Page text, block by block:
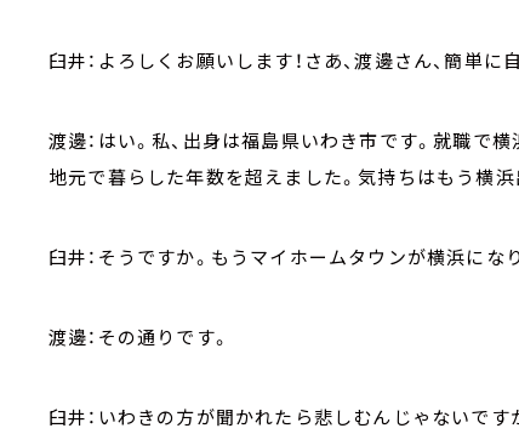
臼井：よろしくお願いします！さあ、渡邊さん、簡単に
渡邊：はい。私、出身は福島県いわき市です。就職で
地元で暮らした年数を超えました。気持ちはもう横浜
臼井：そうですか。もうマイホームタウンが横浜にな
渡邊：その通りです。
臼井：いわきの方が聞かれたら悲しむんじゃないです